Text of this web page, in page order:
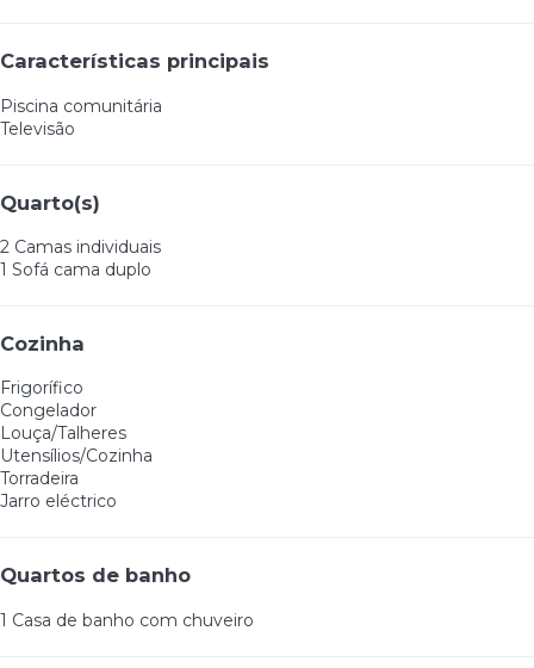
Características principais
Piscina comunitária
Televisão
Quarto(s)
2 Camas individuais
1 Sofá cama duplo
Cozinha
Frigorífico
Congelador
Louça/Talheres
Utensílios/Cozinha
Torradeira
Jarro eléctrico
Quartos de banho
1 Casa de banho com chuveiro